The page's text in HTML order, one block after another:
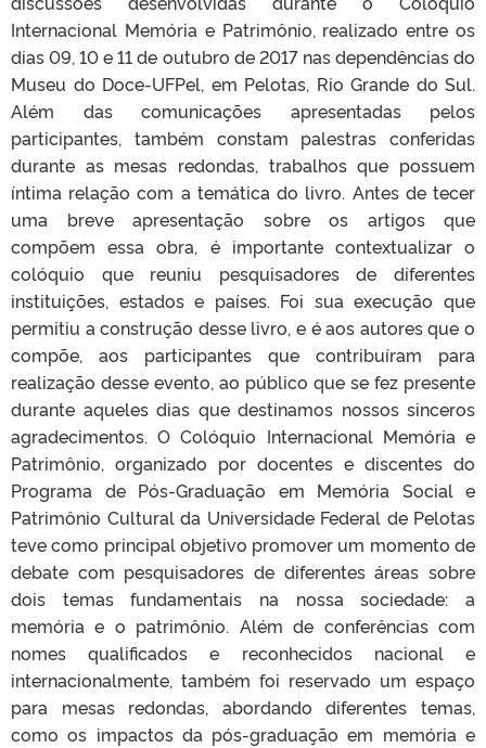
Internacional Memória e Patrimônio, realizado entre os
dias 09, 10 e 11 de outubro de 2017 nas dependências do
Museu do Doce-UFPel, em Pelotas, Rio Grande do Sul.
Além das comunicações apresentadas pelos
participantes, também constam palestras conferidas
durante as mesas redondas, trabalhos que possuem
íntima relação com a temática do livro. Antes de tecer
uma breve apresentação sobre os artigos que
compõem essa obra, é importante contextualizar o
colóquio que reuniu pesquisadores de diferentes
instituições, estados e países. Foi sua execução que
permitiu a construção desse livro, e é aos autores que o
compõe, aos participantes que contribuíram para
realização desse evento, ao público que se fez presente
durante aqueles dias que destinamos nossos sinceros
agradecimentos. O Colóquio Internacional Memória e
Patrimônio, organizado por docentes e discentes do
Programa de Pós-Graduação em Memória Social e
Patrimônio Cultural da Universidade Federal de Pelotas
teve como principal objetivo promover um momento de
debate com pesquisadores de diferentes áreas sobre
dois temas fundamentais na nossa sociedade: a
memória e o patrimônio. Além de conferências com
nomes qualificados e reconhecidos nacional e
internacionalmente, também foi reservado um espaço
para mesas redondas, abordando diferentes temas,
como os impactos da pós-graduação em memória e